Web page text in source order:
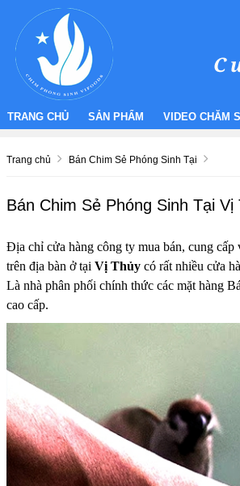
TRANG CHỦ SẢN PHẨM VIDEO CHĂM
Trang chủ Bán Chim Sẻ Phóng Sinh Tại
Bán Chim Sẻ Phóng Sinh Tại Vị
Địa chỉ cửa hàng công ty mua bán, cung cấp
trên địa bàn ở tại Vị Thủy có rất nhiều cửa
Là nhà phân phối chính thức các mặt hàng
cao cấp.